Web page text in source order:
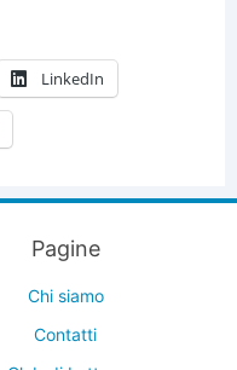
LinkedIn
Pagine
Chi siamo
Contatti